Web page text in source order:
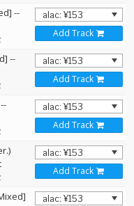
--
Add Track
--
Add Track
--
Add Track
Add Track